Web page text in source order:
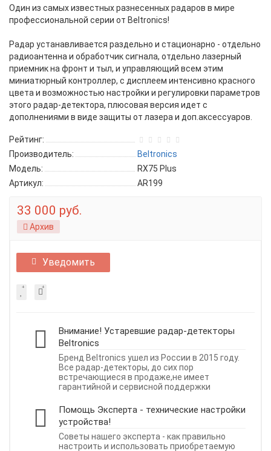
Один из самых известных разнесенных радаров в мире
профессиональной серии от Beltronics!
Радар устанавливается раздельно и стационарно - отдельно
радиоантенна и обработчик сигнала, отдельно лазерный
приемник на фронт и тыл, и управляющий всем этим
миниатюрный контроллер, с дисплеем интенсивно красного
цвета и возможностью настройки и регулировки параметров
этого радар-детектора, плюсовая версия идет с
дополнениями в виде защиты от лазера и доп.аксессуаров.
Рейтинг:
Производитель:
Beltronics
Модель:
RX75 Plus
Артикул:
AR199
33 000 руб.
Архив
Уведомить
Внимание! Устаревшие радар-детекторы
Beltronics
Бренд Beltronics ушел из России в 2015 году.
Все радар-детекторы, до сих пор
встречающиеся в продаже,не имеет
гарантийной и сервисной поддержки
Помощь Эксперта - технические настройки
устройства!
Советы нашего эксперта - как правильно
настроить и использовать приобретаемую